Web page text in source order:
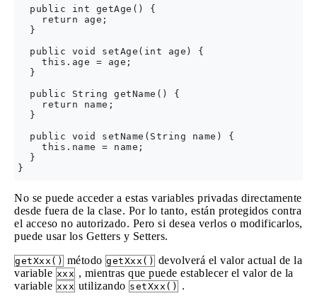
  public int getAge() {
    return age;
  }
  public void setAge(int age) {
    this.age = age;
  }
  public String getName() {
    return name;
  }
  public void setName(String name) {
    this.name = name;
  }
No se puede acceder a estas variables privadas directamente
desde fuera de la clase. Por lo tanto, están protegidos contra
el acceso no autorizado. Pero si desea verlos o modificarlos,
puede usar los Getters y Setters.
getXxx() método getXxx() devolverá el valor actual de la
variable xxx , mientras que puede establecer el valor de la
variable xxx utilizando setXxx()
.